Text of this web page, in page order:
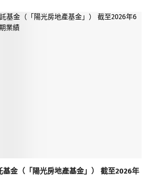
基金（「陽光房地產基金」） 截至2026年